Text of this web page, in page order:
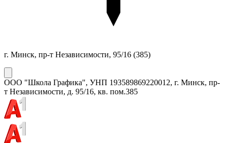
г. Минск, пр-т Независимости, 95/16 (385)
ООО "Школа Графика", УНП 193589869220012, г. Минск, пр-
т Независимости, д. 95/16, кв. пом.385